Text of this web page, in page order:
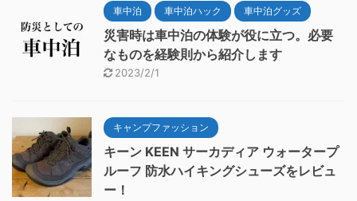
車中泊 車中泊ハック 車中泊グッズ
災害時は車中泊の体験が役に立つ。必要
なものを経験則から紹介します
2023/2/1
キャンプファッション
キーン KEEN サーカディア ウォータープ
ルーフ 防水ハイキングシューズをレビュ
ー！